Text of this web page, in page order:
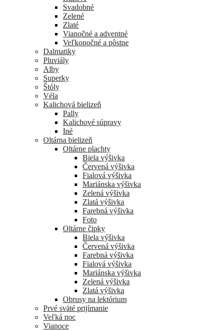
Svadobné
Zelené
Zlaté
Vianočné a adventné
Veľkonočné a pôstne
Dalmatiky
Pluviály
Alby
Superky
Štóly
Véla
Kalichová bielizeň
Pally
Kalichové súpravy
Iné
Oltárna bielizeň
Oltárne plachty
Biela výšivka
Červená výšivka
Fialová výšivka
Mariánska výšivka
Zelená výšivka
Zlatá výšivka
Farebná výšivka
Foto
Oltárne čipky
Biela výšivka
Červená výšivka
Farebná výšivka
Fialová výšivka
Mariánska výšivka
Zelená výšivka
Zlatá výšivka
Obrusy na lektórium
Prvé sväté prijímanie
Veľká noc
Vianoce